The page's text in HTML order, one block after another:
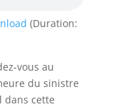
(Duration:
vous au
du sinistre
dans cette